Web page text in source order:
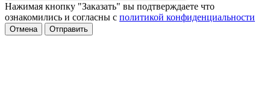
Нажимая кнопку "Заказать" вы подтверждаете что
ознакомились и согласны с политикой конфиденциальности
Отмена Отправить